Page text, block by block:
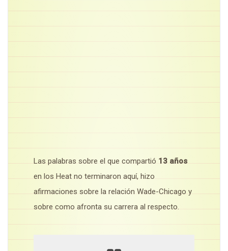
Las palabras sobre el que compartió 13 años
en los Heat no terminaron aquí, hizo
afirmaciones sobre la relación Wade-Chicago y
sobre como afronta su carrera al respecto.